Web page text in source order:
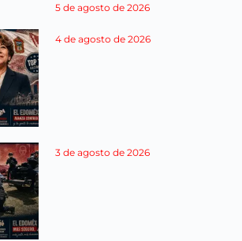
5 de agosto de 2026
4 de agosto de 2026
3 de agosto de 2026